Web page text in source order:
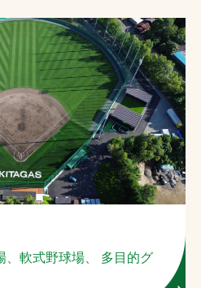
、軟式野球場、 多目的グ